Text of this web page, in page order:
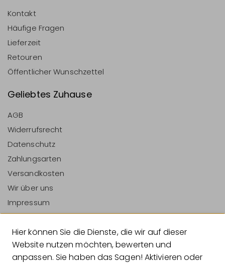
Kontakt
Häufige Fragen
Lieferzeit
Retouren
Öffentlicher Wunschzettel
Geliebtes Zuhause
AGB
Widerrufsrecht
Datenschutz
Zahlungsarten
Versandkosten
Wir über uns
Impressum
Vertrag Widerrufen
Zahlungsarten
Hier können Sie die Dienste, die wir auf dieser
Website nutzen möchten, bewerten und
anpassen. Sie haben das Sagen! Aktivieren oder